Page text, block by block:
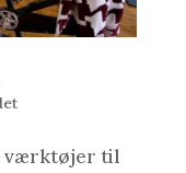
værktøjer til